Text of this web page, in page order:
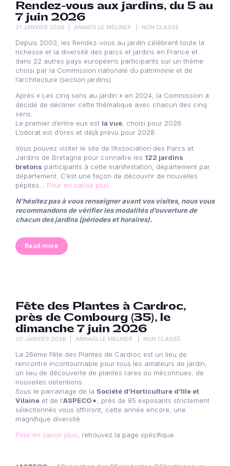
Rendez-vous aux jardins, du 5 au
7 juin 2026
21 JANVIER 2026 ANNAÏG LE MELINER NON CLASSÉ
Depuis 2003, les Rendez-vous au jardin célèbrent toute la
richesse et la diversité des parcs et jardins en France et
dans 22 autres pays européens participants sur un thème
choisi par la Commission nationale du patrimoine et de
l’architecture (section jardins).
Après « Les cinq sens au jardin » en 2024, la Commission a
décidé de décliner cette thématique avec chacun des cinq
sens.
Le premier d’entre eux est la vue, choisi pour 2026.
L’odorat est d’ores et déjà prévu pour 2028.
Vous pouvez visiter le site de l’Association des Parcs et
Jardins de Bretagne pour connaître les 122 jardins
bretons participants à cette manifestation, département par
département. C’est une façon de découvrir de nouvelles
pépites… Pour en savoir plus
N’hésitez pas à vous renseigner avant vos visites, nous vous
recommandons de vérifier les modalités d’ouverture de
chacun des jardins (périodes et horaires).
Read more
Fête des Plantes à Cardroc,
près de Combourg (35), le
dimanche 7 juin 2026
20 JANVIER 2026 ANNAÏG LE MELINER NON CLASSÉ
La 26ème Fête des Plantes de Cardroc est un lieu de
rencontre incontournable pour tous les amateurs de jardin,
un lieu de découverte de plantes rares ou méconnues, de
nouvelles obtentions.
Sous le parrainage de la Société d’Horticulture d’Ille et
Vilaine et de l’ASPECO*
, près de 85 exposants strictement
sélectionnés vous offriront, cette année encore, une
magnifique diversité.
Pour en savoir plus , retrouvez la page spécifique.